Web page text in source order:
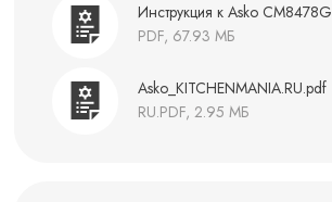
Инструкция к Asko CM8478G
PDF, 67.93 МБ
Asko_KITCHENMANIA.RU.pdf
RU.PDF, 2.95 МБ